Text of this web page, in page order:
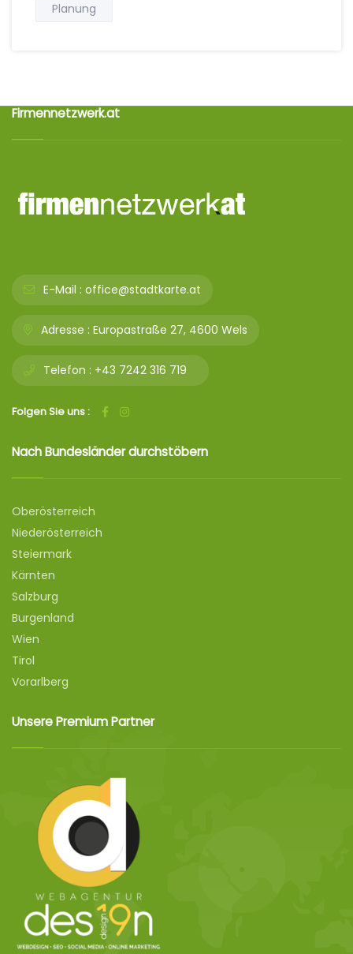
Planung
Firmennetzwerk.at
E-Mail : office@stadtkarte.at
Adresse : Europastraße 27, 4600 Wels
Telefon : +43 7242 316 719
Folgen Sie uns :
Nach Bundesländer durchstöbern
Oberösterreich
Niederösterreich
Steiermark
Kärnten
Salzburg
Burgenland
Wien
Tirol
Vorarlberg
Unsere Premium Partner